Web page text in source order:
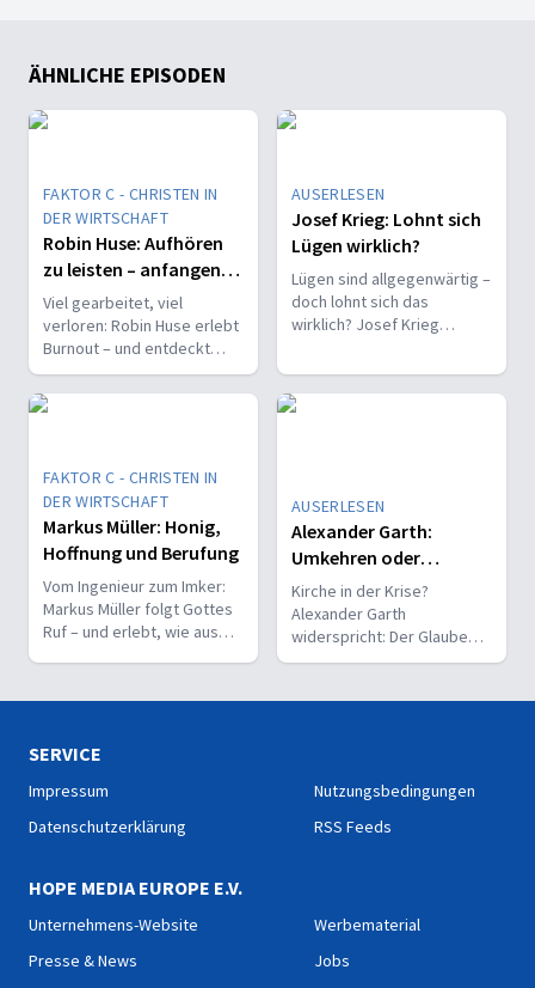
ÄHNLICHE EPISODEN
FAKTOR C - CHRISTEN IN
DER WIRTSCHAFT
Robin Huse: Aufhören
zu leisten – anfangen
zu hören
Viel gearbeitet, viel
verloren: Robin Huse erlebt
Burnout – und entdeckt
einen neuen Weg, bei dem
nicht Leistung, sondern
Gottes Wille zählt.
AUSERLESEN
Josef Krieg: Lohnt sich
Lügen wirklich?
Lügen sind allgegenwärtig –
doch lohnt sich das
wirklich? Josef Krieg
wirkt und warum Wahrheit
Zukunft hat.
FAKTOR C - CHRISTEN IN
DER WIRTSCHAFT
Markus Müller: Honig,
Hoffnung und Berufung
Vom Ingenieur zum Imker:
Markus Müller folgt Gottes
Ruf – und erlebt, wie aus
entsteht.
AUSERLESEN
Alexander Garth:
Umkehren oder
Untergehen – hat
Kirche noch Zukunft?
Kirche in der Krise?
Alexander Garth
widerspricht: Der Glaube
hat Zukunft – und gerade
Chancen für Kirche und
SERVICE
Impressum
Datenschutzerklärung
Nutzungsbedingungen
RSS Feeds
HOPE MEDIA EUROPE E.V.
Unternehmens-Website
Presse & News
Werbematerial
Jobs